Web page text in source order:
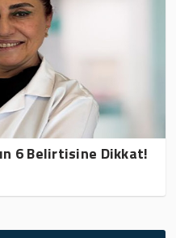
6 Belirtisine Dikkat!